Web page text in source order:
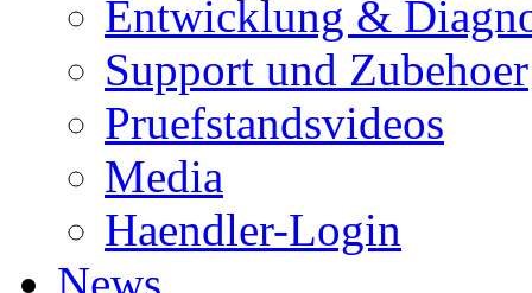
Entwicklung &
Support und Zubehoer
Pruefstandsvideos
Media
Haendler-Login
News